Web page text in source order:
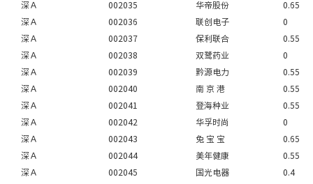
深Ａ
002035 华帝股份
0.65
深Ａ
002036 联创电子
0
深Ａ
002037 保利联合
0.55
深Ａ
002038 双鹭药业
0
深Ａ
002039 黔源电力
0.55
深Ａ
002040 南 京 港
0.55
深Ａ
002041 登海种业
0.55
深Ａ
002042 华孚时尚
0
深Ａ
002043 兔 宝 宝
0.65
深Ａ
002044 美年健康
0.55
深Ａ
002045 国光电器
0.4